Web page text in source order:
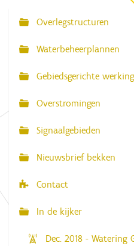
N
a
i
g
t
Overlegstructuren
Waterbeheerplannen
Gebiedsgerichte werking
Overstromingen
Signaalgebieden
Nieuwsbrief bekken
Contact
In de kijker
Dec. 2018 - Watering